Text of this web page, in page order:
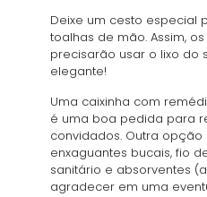
Deixe um cesto especial
toalhas de mão. Assim,
precisarão usar o lixo do
elegante!
Uma caixinha com
é uma boa pedida para
convidados. Outra
enxaguantes bucais, fio
sanitário e absorventes
agradecer em uma